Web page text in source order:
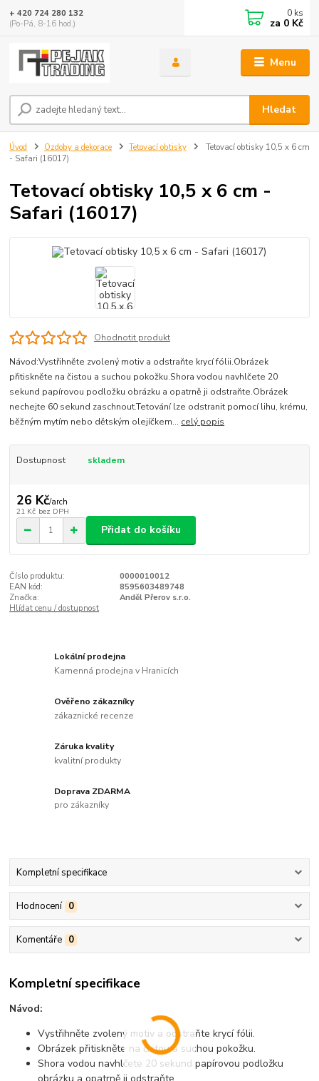
Menu
Hledat
+ 420 724 280 132
(Po-Pá, 8-16 hod.)
0 ks
za 0 Kč
Úvod Ozdoby a dekorace Tetovací obtisky
Tetovací obtisky 10,5 x 6 cm
- Safari (16017)
Tetovací obtisky 10,5 x 6 cm -
Safari (16017)
Ohodnotit produkt
Návod:Vystřihněte zvolený motiv a odstraňte krycí fólii.Obrázek
přitiskněte na čistou a suchou pokožku.Shora vodou navhlčete 20
sekund papírovou podložku obrázku a opatrně ji odstraňte.Obrázek
nechejte 60 sekund zaschnout.Tetování lze odstranit pomocí lihu, krému,
běžným mytím nebo dětským olejíčkem... celý popis
Dostupnost skladem
26 Kč/arch
21 Kč bez DPH
Přidat do košíku
Číslo produktu:
0000010012
EAN kód:
8595603489748
Značka:
Anděl Přerov s.r.o.
Hlídat cenu / dostupnost
Lokální prodejna
Kamenná prodejna v Hranicích
Ověřeno zákazníky
zákaznické recenze
Záruka kvality
kvalitní produkty
Doprava ZDARMA
pro zákazníky
Kompletní specifikace
Hodnocení 0
Komentáře 0
Kompletní specifikace
Návod:
Vystřihněte zvolený motiv a odstraňte krycí fólii.
Obrázek přitiskněte na čistou a suchou pokožku.
Shora vodou navhlčete 20 sekund papírovou podložku